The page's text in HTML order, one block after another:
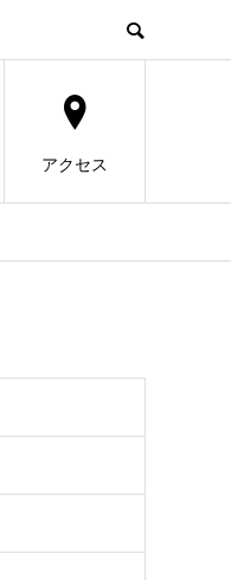
アクセス